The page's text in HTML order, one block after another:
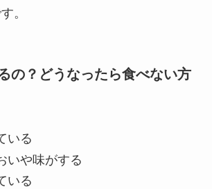
。
の？どうなったら食べない方
いる
いや味がする
いる